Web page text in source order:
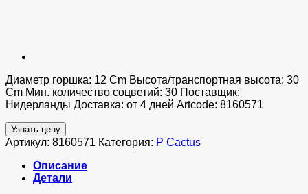
Диаметр горшка: 12 Cm Высота/транспортная высота: 30
Cm Мин. количество соцветий: 30 Поставщик:
Нидерланды Доставка: от 4 дней Artcode: 8160571
Узнать цену
Артикул: 8160571 Категория: P Cactus
Описание
Детали